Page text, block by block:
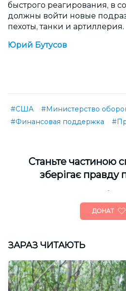
быстрого реагирования, в
должны войти новые
пехоты, танки и артиллерия.
Юрий Бутусов
#США
#Министерство
#Финансовая поддержка
Cтаньте частиною
зберігає правду
ДОНАТ
ЗАРАЗ ЧИТАЮТЬ